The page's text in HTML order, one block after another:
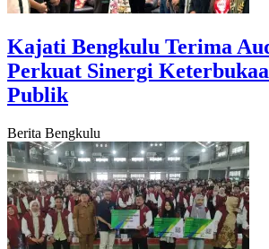
‎Kajati Bengkulu Terima
Perkuat Sinergi
Publik
Berita Bengkulu